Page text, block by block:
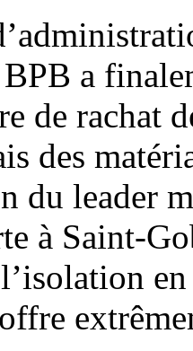
a
de rachat
des
du leader
à Saint-